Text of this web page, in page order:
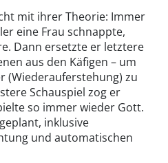
mit ihrer Theorie: Immer
eine Frau schnappte,
Dann ersetzte er letztere
aus den Käfigen – um
(Wiederauferstehung) zu
Schauspiel zog er
so immer wieder Gott.
inklusive
und automatischen